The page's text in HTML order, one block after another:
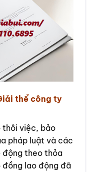
thể công ty
thôi việc, bảo
pháp luật và các
động theo thỏa
lao động đã